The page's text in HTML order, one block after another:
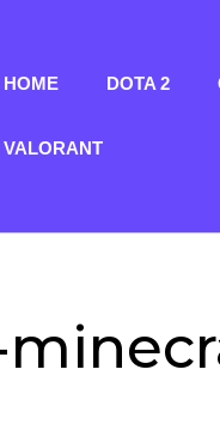
HOME DOTA 2
VALORANT